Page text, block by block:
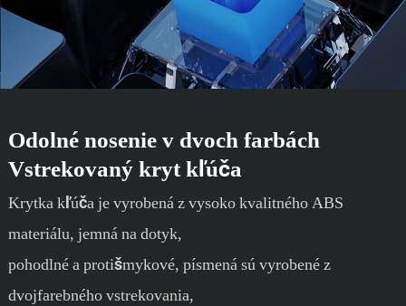
Odolné nosenie v dvoch farbách
Vstrekovaný kryt kľúča
Krytka kľúča je vyrobená z vysoko kvalitného ABS
materiálu, jemná na dotyk,
pohodlné a protišmykové, písmená sú vyrobené z
dvojfarebného vstrekovania,